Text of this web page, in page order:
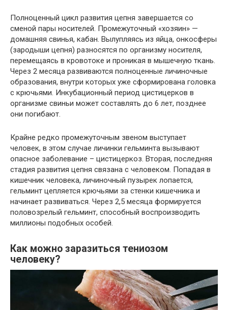
Полноценный цикл развития цепня завершается со
сменой пары носителей. Промежуточный «хозяин» —
домашняя свинья, кабан. Вылупляясь из яйца, онкосферы
(зародыши цепня) разносятся по организму носителя,
перемещаясь в кровотоке и проникая в мышечную ткань.
Через 2 месяца развиваются полноценные личиночные
образования, внутри которых уже сформирована головка
с крючьями. Инкубационный период цистицерков в
организме свиньи может составлять до 6 лет, позднее
они погибают.
Крайне редко промежуточным звеном выступает
человек, в этом случае личинки гельминта вызывают
опасное заболевание – цистицеркоз. Вторая, последняя
стадия развития цепня связана с человеком. Попадая в
кишечник человека, личиночный пузырек лопается,
гельминт цепляется крючьями за стенки кишечника и
начинает развиваться. Через 2,5 месяца формируется
половозрелый гельминт, способный воспроизводить
миллионы подобных особей.
Как можно заразиться тениозом
человеку?